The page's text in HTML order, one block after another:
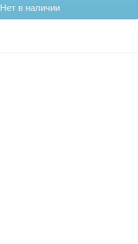
Нет в наличии